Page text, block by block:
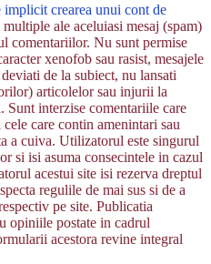
implicit crearea unui cont de
ale aceluiasi mesaj (spam)
comentariilor. Nu sunt permise
xenofob sau rasist, mesajele
de la subiect, nu lansati
articolelor sau injurii la
Sunt interzise comentariile care
care contin amenintari sau
a cuiva. Utilizatorul este singurul
si isi asuma consecintele in cazul
acestui site isi rezerva dreptul
regulile de mai sus si de a
pe site. Publicatia
opiniile postate in cadrul
acestora revine integral